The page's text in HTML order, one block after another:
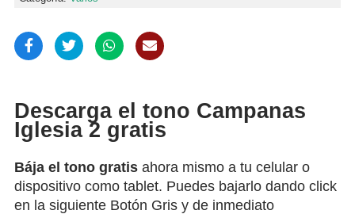
Descarga el tono Campanas
Iglesia 2 gratis
Bája el tono gratis ahora mismo a tu celular o
dispositivo como tablet. Puedes bajarlo dando click
en la siguiente Botón Gris y de inmediato